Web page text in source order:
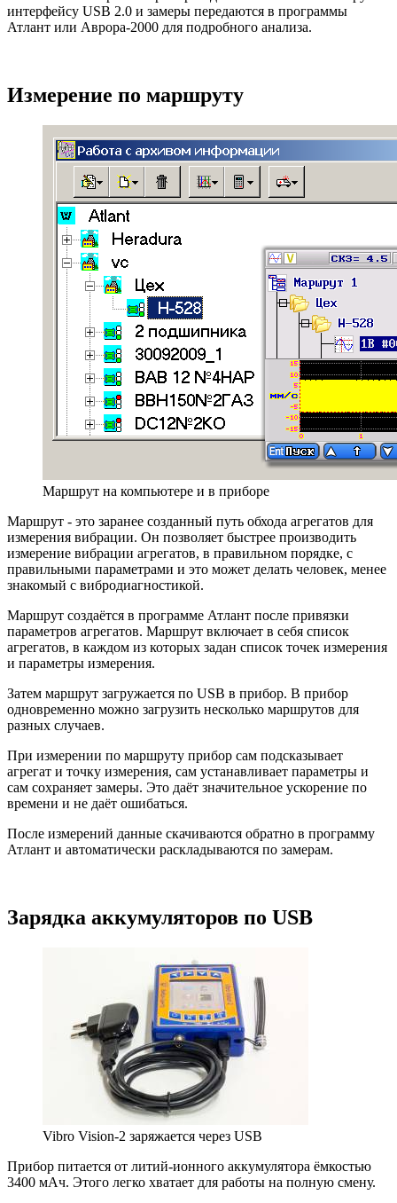
интерфейсу USB 2.0 и замеры передаются в программы
Атлант или Аврора-2000 для подробного анализа.
Измерение по маршруту
Маршрут на компьютере и в приборе
Маршрут - это заранее созданный путь обхода агрегатов для
измерения вибрации. Он позволяет быстрее производить
измерение вибрации агрегатов, в правильном порядке, с
правильными параметрами и это может делать человек, менее
знакомый с вибродиагностикой.
Маршрут создаётся в программе Атлант после привязки
параметров агрегатов. Маршрут включает в себя список
агрегатов, в каждом из которых задан список точек измерения
и параметры измерения.
Затем маршрут загружается по USB в прибор. В прибор
одновременно можно загрузить несколько маршрутов для
разных случаев.
При измерении по маршруту прибор сам подсказывает
агрегат и точку измерения, сам устанавливает параметры и
сам сохраняет замеры. Это даёт значительное ускорение по
времени и не даёт ошибаться.
После измерений данные скачиваются обратно в программу
Атлант и автоматически раскладываются по замерам.
Зарядка аккумуляторов по USB
Vibro Vision-2 заряжается через USB
Прибор питается от литий-ионного аккумулятора ёмкостью
3400 мАч. Этого легко хватает для работы на полную смену.